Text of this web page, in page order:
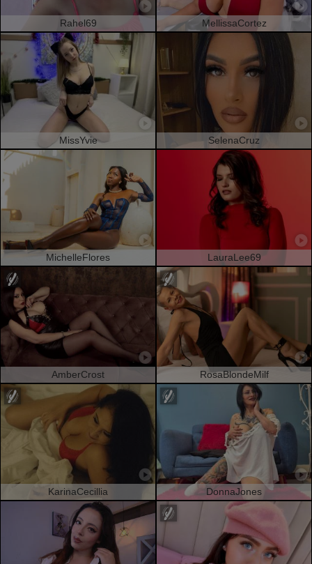
Rahel69 MellissaCortez
MissYvie SelenaCruz
MichelleFlores LauraLee69
AmberCrost RosaBlondeMilf
KarinaCecillia DonnaJones